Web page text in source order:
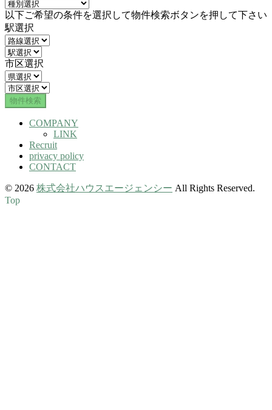
以下ご希望の条件を選択して物件検索ボタンを押して下さい
駅選択
市区選択
COMPANY
LINK
Recruit
privacy policy
CONTACT
© 2026 株式会社ハウスエージェンシー All Rights Reserved.
Top